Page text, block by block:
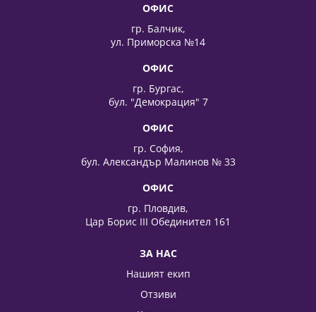
ОФИС
гр. Балчик,
ул. Приморска №14
ОФИС
гр. Бургас,
бул. "Демокрация" 7
ОФИС
гр. София,
бул. Александър Малинов № 33
ОФИС
гр. Пловдив,
Цар Борис III Обединител 161
ЗА НАС
Нашият екип
Отзиви